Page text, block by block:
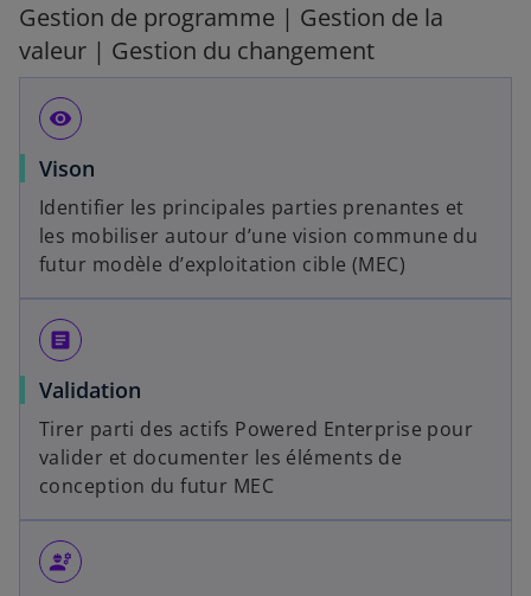
Gestion de programme | Gestion de la
valeur | Gestion du changement
visibility
Vison
Identifier les principales parties prenantes et
les mobiliser autour d’une vision commune du
futur modèle d’exploitation cible (MEC)
article
Validation
Tirer parti des actifs Powered Enterprise pour
valider et documenter les éléments de
conception du futur MEC
engineering